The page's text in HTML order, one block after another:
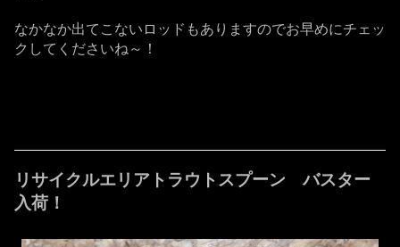
なかなか出てこないロッドもありますのでお早めにチェッ
クしてくださいね～！
リサイクルエリアトラウトスプーン バスター
入荷！